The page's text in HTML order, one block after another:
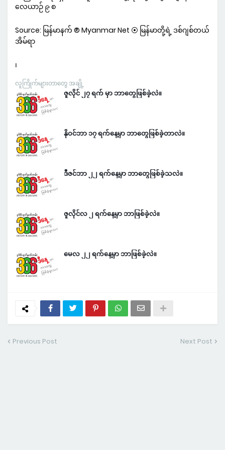
လေယာဉ် ၉ စ
Source: မြန်မာနက် ® Myanmar Net ⦿ မြန်မာတို့ရဲ့ ဒစ်ဂျစ်တယ်
အိမ်ရာ
၊
လူကြိုက်များတာတွေ အချို့
ဇူလိုင် ၂၇ ရက် မှာ ဘာတွေဖြစ်ခဲ့လဲ။
နိုဝင်ဘာ ၁၇ ရက်နေ့မှာ ဘာတွေဖြစ်ခဲ့တာလဲ။
ဒီဇင်ဘာ ၂၂ ရက်နေ့မှာ ဘာတွေဖြစ်ခဲ့သလဲ။
ဇူလိုင်လ ၂ ရက်နေ့မှာ ဘာဖြစ်ခဲ့လဲ။
မေလ ၂၂ ရက်နေ့မှာ ဘာဖြစ်ခဲ့လဲ။
Previous Post Next Post